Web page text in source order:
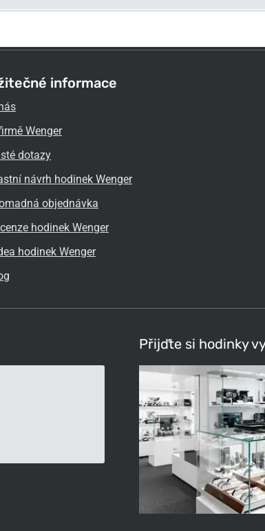
informace
Wenger
dotazy
návrh hodinek Wenger
objednávka
hodinek Wenger
hodinek Wenger
Přijďte si hodinky